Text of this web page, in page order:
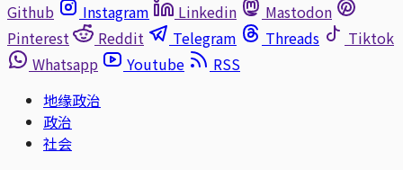
Github
Instagram Linkedin
Mastodon
Pinterest
Reddit Telegram Threads
Tiktok
Whatsapp
Youtube
RSS
地缘政治
政治
社会